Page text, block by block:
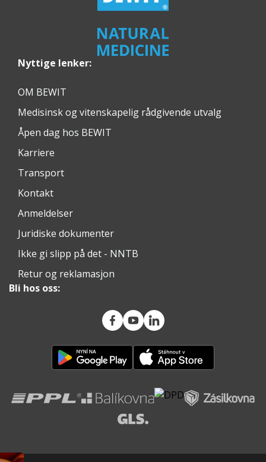
Nyttige lenker:
OM BEWIT
Medisinsk og vitenskapelig rådgivende utvalg
Åpen dag hos BEWIT
Karriere
Transport
Kontakt
Anmeldelser
Juridiske dokumenter
Ikke gi slipp på det - NNTB
Retur og reklamasjon
Bli hos oss: